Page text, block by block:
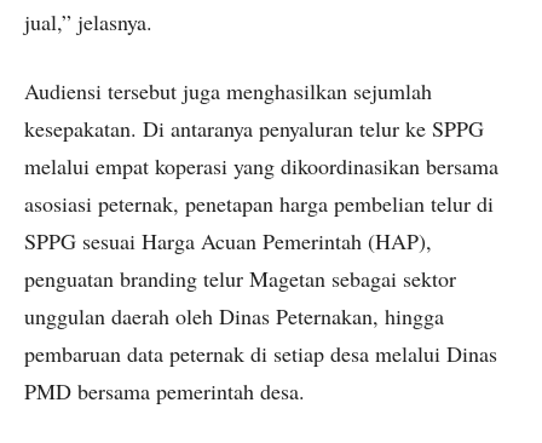
jual,” jelasnya.
Audiensi tersebut juga menghasilkan sejumlah
kesepakatan. Di antaranya penyaluran telur ke SPPG
melalui empat koperasi yang dikoordinasikan bersama
asosiasi peternak, penetapan harga pembelian telur di
SPPG sesuai Harga Acuan Pemerintah (HAP),
penguatan branding telur Magetan sebagai sektor
unggulan daerah oleh Dinas Peternakan, hingga
pembaruan data peternak di setiap desa melalui Dinas
PMD bersama pemerintah desa.